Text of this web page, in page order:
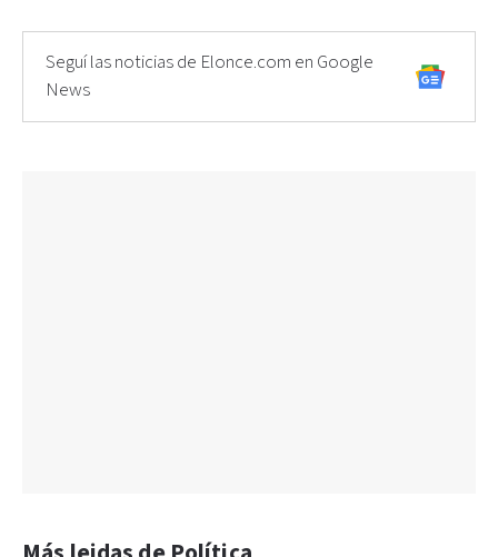
Seguí las noticias de Elonce.com en Google
News